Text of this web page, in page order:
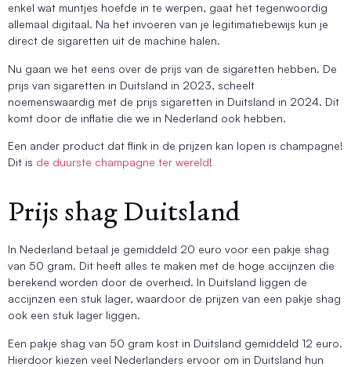
enkel wat muntjes hoefde in te werpen, gaat het tegenwoordig
allemaal digitaal. Na het invoeren van je legitimatiebewijs kun je
direct de sigaretten uit de machine halen.
Nu gaan we het eens over de prijs van de sigaretten hebben. De
prijs van sigaretten in Duitsland in 2023, scheelt
noemenswaardig met de prijs sigaretten in Duitsland in 2024. Dit
komt door de inflatie die we in Nederland ook hebben.
Een ander product dat flink in de prijzen kan lopen is champagne!
Dit is de duurste champagne ter wereld!
Prijs shag Duitsland
In Nederland betaal je gemiddeld 20 euro voor een pakje shag
van 50 gram. Dit heeft alles te maken met de hoge accijnzen die
berekend worden door de overheid. In Duitsland liggen de
accijnzen een stuk lager, waardoor de prijzen van een pakje shag
ook een stuk lager liggen.
Een pakje shag van 50 gram kost in Duitsland gemiddeld 12 euro.
Hierdoor kiezen veel Nederlanders ervoor om in Duitsland hun